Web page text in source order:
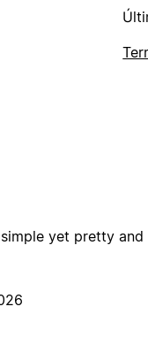
yet pretty and